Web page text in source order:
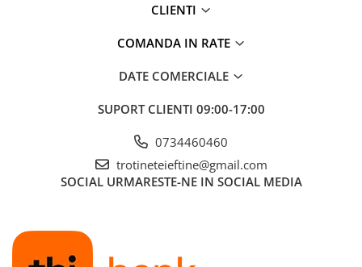
CLIENTI
COMANDA IN RATE
DATE COMERCIALE
SUPORT CLIENTI 09:00-17:00
0734460460
trotineteieftine@gmail.com
SOCIAL URMARESTE-NE IN SOCIAL MEDIA